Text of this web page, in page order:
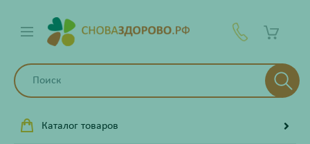
Каталог товаров